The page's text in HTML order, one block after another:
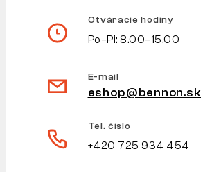
Otváracie hodiny
Po–Pi: 8.00–15.00
E-mail
eshop@bennon.sk
Tel. číslo
+420 725 934 454